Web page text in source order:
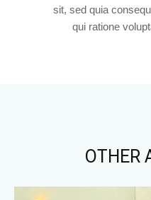
sit, sed quia
qui ratione
OTHER